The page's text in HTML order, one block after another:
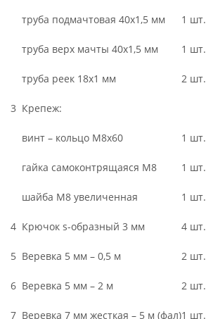
труба подмачтовая 40х1,5 мм 1 шт.
труба верх мачты 40х1,5 мм 1 шт.
труба реек 18х1 мм 2 шт.
3 Крепеж:
винт – кольцо М8х60 1 шт.
гайка самоконтрящаяся М8 1 шт.
шайба М8 увеличенная 1 шт.
4 Крючок s-образный 3 мм 4 шт.
5 Веревка 5 мм – 0,5 м 2 шт.
6 Веревка 5 мм – 2 м 2 шт.
7 Веревка 7 мм жесткая – 5 м (фал)1 шт.